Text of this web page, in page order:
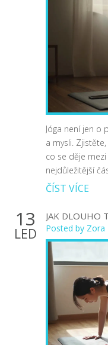
Jóga není jen o
a mysli.
co se děje
nejdůležitější
ČÍST VÍCE
13
LED
JAK DLOUHO
Posted by Zora